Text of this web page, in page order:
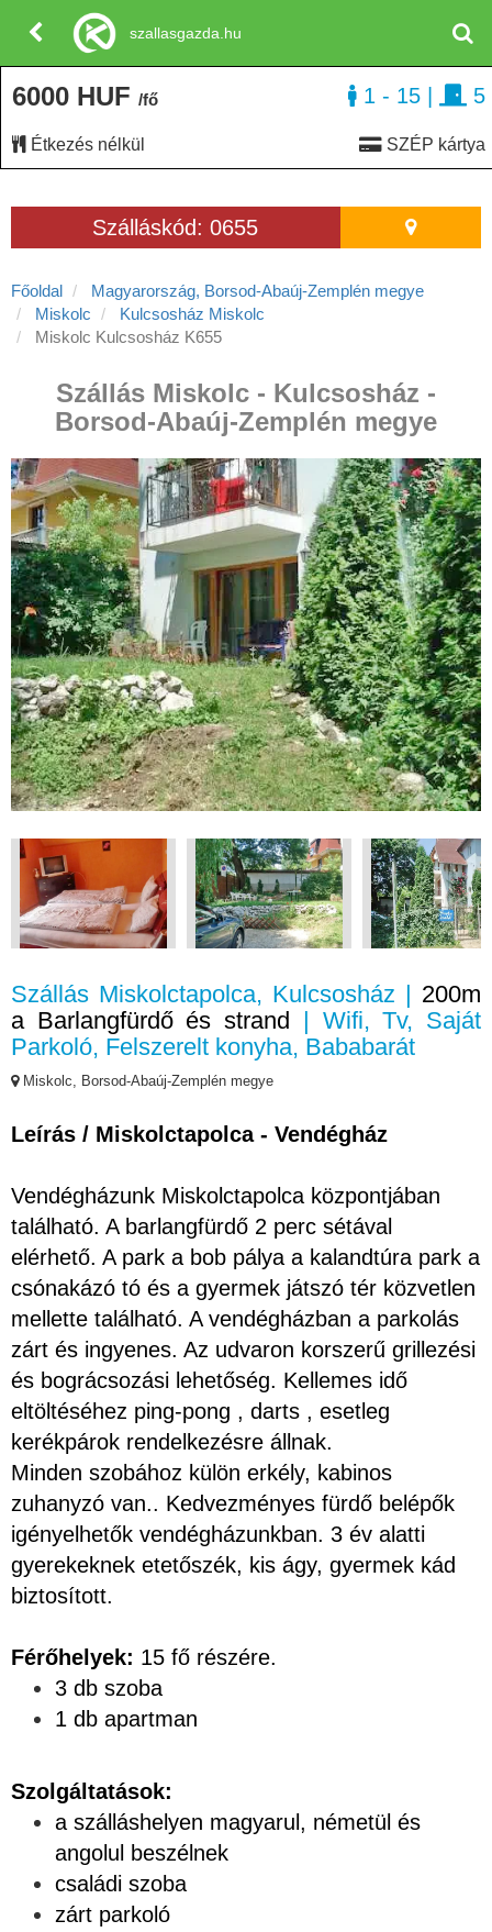
Szálláskód: 0655
Főoldal
Magyarország, Borsod-Abaúj-Zemplén megye
Miskolc
Kulcsosház Miskolc
Miskolc Kulcsosház K655
Szállás Miskolc - Kulcsosház -
Borsod-Abaúj-Zemplén megye
Szállás Miskolctapolca, Kulcsosház | 200m
a Barlangfürdő és strand | Wifi, Tv, Saját
Parkoló, Felszerelt konyha, Bababarát
Miskolc, Borsod-Abaúj-Zemplén megye
Leírás / Miskolctapolca - Vendégház
Vendégházunk Miskolctapolca központjában
található. A barlangfürdő 2 perc sétával
elérhető. A park a bob pálya a kalandtúra park a
csónakázó tó és a gyermek játszó tér közvetlen
mellette található. A vendégházban a parkolás
zárt és ingyenes. Az udvaron korszerű grillezési
és bográcsozási lehetőség. Kellemes idő
eltöltéséhez ping-pong , darts , esetleg
kerékpárok rendelkezésre állnak.
Minden szobához külön erkély, kabinos
zuhanyzó van.. Kedvezményes fürdő belépők
igényelhetők vendégházunkban. 3 év alatti
gyerekeknek etetőszék, kis ágy, gyermek kád
biztosított.
Férőhelyek: 15 fő részére.
3 db szoba
1 db apartman
Szolgáltatások:
a szálláshelyen magyarul, németül és
angolul beszélnek
családi szoba
zárt parkoló
6000 HUF /fő
Étkezés nélkül SZÉP kártya
1 - 15 5
szallasgazda.hu